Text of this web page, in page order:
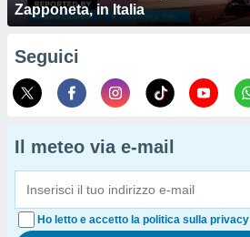
Zapponeta, in Italia
Seguici
Il meteo via e-mail
Ho letto e accetto la politica sulla privacy